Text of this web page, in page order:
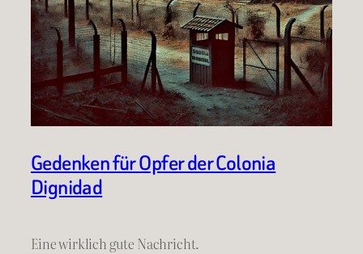
Gedenken für Opfer der Colonia
Dignidad
Eine wirklich gute Nachricht.